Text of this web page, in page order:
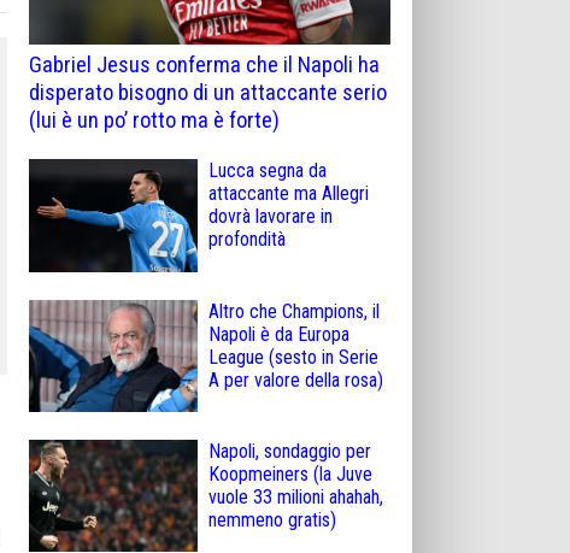
Gabriel Jesus conferma che il Napoli ha
disperato bisogno di un attaccante serio
(lui è un po’ rotto ma è forte)
Lucca segna da
attaccante ma Allegri
dovrà lavorare in
profondità
Altro che Champions, il
Napoli è da Europa
League (sesto in Serie
A per valore della rosa)
Napoli, sondaggio per
Koopmeiners (la Juve
vuole 33 milioni ahahah,
nemmeno gratis)